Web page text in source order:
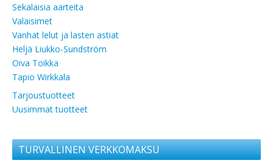
Sekalaisia aarteita
Valaisimet
Vanhat lelut ja lasten astiat
Heljä Liukko-Sundström
Oiva Toikka
Tapio Wirkkala
Tarjoustuotteet
Uusimmat tuotteet
TURVALLINEN VERKKOMAKSU